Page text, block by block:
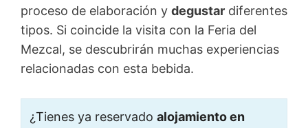
proceso de elaboración y degustar diferentes
tipos. Si coincide la visita con la Feria del
Mezcal, se descubrirán muchas experiencias
relacionadas con esta bebida.
¿Tienes ya reservado alojamiento en